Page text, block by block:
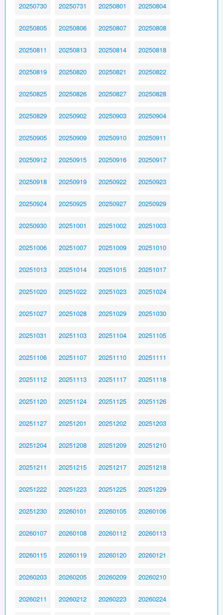
20250730 20250731 20250801 20250804
20250805 20250806 20250807 20250808
20250811 20250813 20250814 20250818
20250819 20250820 20250821 20250822
20250825 20250826 20250827 20250828
20250829 20250902 20250903 20250904
20250905 20250909 20250910 20250911
20250912 20250915 20250916 20250917
20250918 20250919 20250922 20250923
20250924 20250925 20250927 20250929
20250930 20251001 20251002 20251003
20251006 20251007 20251009 20251010
20251013 20251014 20251015 20251017
20251020 20251022 20251023 20251024
20251027 20251028 20251029 20251030
20251031 20251103 20251104 20251105
20251106 20251107 20251110 20251111
20251112 20251113 20251117 20251118
20251120 20251124 20251125 20251126
20251127 20251201 20251202 20251203
20251204 20251208 20251209 20251210
20251211 20251215 20251217 20251218
20251222 20251223 20251225 20251229
20251230 20260101 20260105 20260106
20260107 20260108 20260112 20260113
20260115 20260119 20260120 20260121
20260203 20260205 20260209 20260210
20260211 20260212 20260223 20260224